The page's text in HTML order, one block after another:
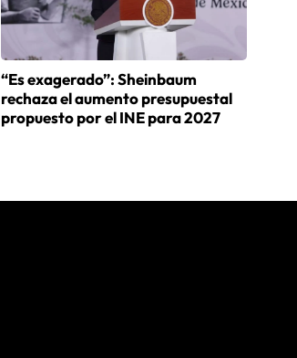
“Es exagerado”: Sheinbaum
rechaza el aumento presupuestal
propuesto por el INE para 2027